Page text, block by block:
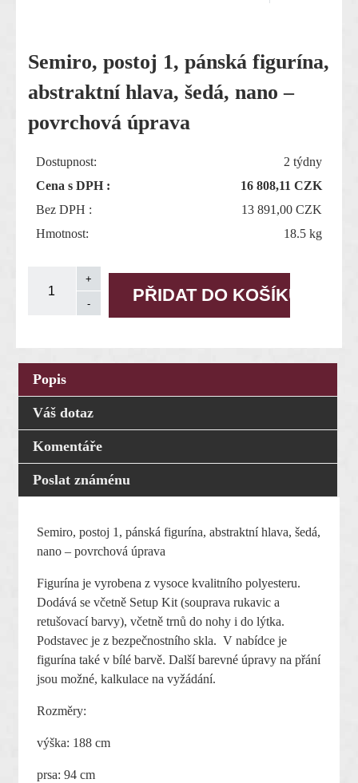
Semiro, postoj 1, pánská figurína,
abstraktní hlava, šedá, nano –
povrchová úprava
Dostupnost:
2 týdny
Cena s DPH :
16 808,11 CZK
Bez DPH :
13 891,00 CZK
Hmotnost:
18.5 kg
Popis
Váš dotaz
Komentáře
Poslat známénu
Semiro, postoj 1, pánská figurína, abstraktní hlava, šedá,
nano – povrchová úprava
Figurína je vyrobena z vysoce kvalitního polyesteru.
Dodává se včetně Setup Kit (souprava rukavic a
retušovací barvy), včetně trnů do nohy i do lýtka.
Podstavec je z bezpečnostního skla. V nabídce je
figurína také v bílé barvě. Další barevné úpravy na přání
jsou možné, kalkulace na vyžádání.
Rozměry:
výška: 188 cm
prsa: 94 cm